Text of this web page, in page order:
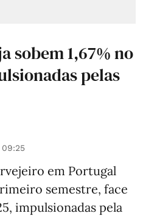
sobem 1,67% no
pelas
09:25
em Portugal
semestre, face
impulsionadas pela